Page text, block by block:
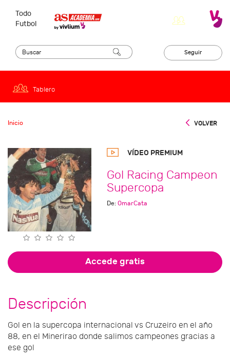
Todo
Futbol
Seguir
Tablero
Inicio VOLVER
VÍDEO PREMIUM
Gol Racing Campeon
Supercopa
De: OmarCata
Accede gratis
Descripción
Gol en la supercopa internacional vs Cruzeiro en el año
88, en el Minerirao donde salimos campeones gracias a
ese gol